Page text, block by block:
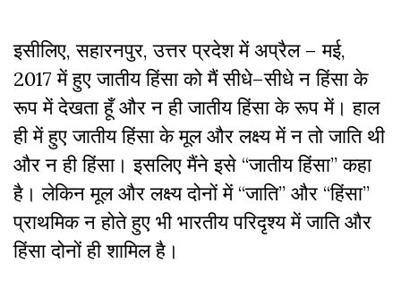
इसीलिए, सहारनपुर, उत्तर प्रदेश में अप्रैल – मई,
2017 में हुए जातीय हिंसा को मैं सीधे–सीधे न हिंसा के
रूप में देखता हूँ और न ही जातीय हिंसा के रूप में। हाल
ही में हुए जातीय हिंसा के मूल और लक्ष्य में न तो जाति थी
और न ही हिंसा। इसलिए मैंने इसे “जातीय हिंसा” कहा
है। लेकिन मूल और लक्ष्य दोनों में “जाति” और “हिंसा”
प्राथमिक न होते हुए भी भारतीय परिदृश्य में जाति और
हिंसा दोनों ही शामिल है।